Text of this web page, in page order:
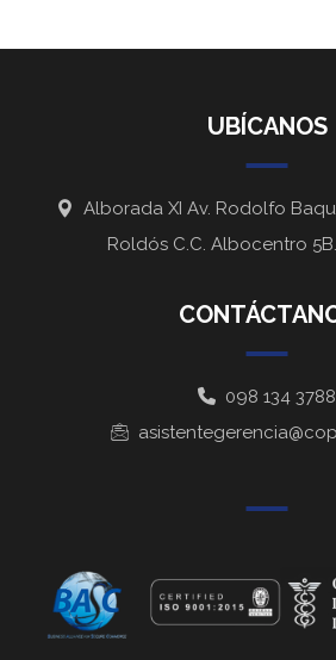
UBÍCANOS
Alborada XI Av. Rodolfo
Roldós C.C. Albocentro
098 134 3788